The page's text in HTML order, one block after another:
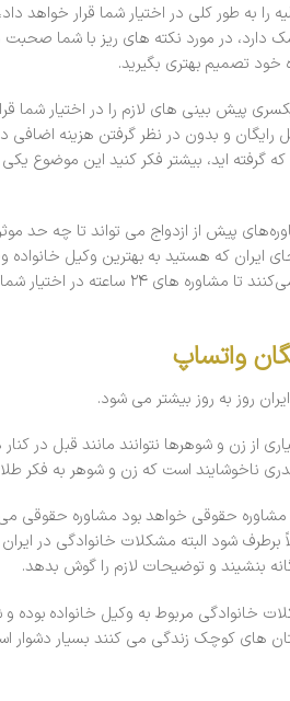
را به طور کلی در اختیار شما قرار خواهد
دارد، در مورد نکته های ریز با شما صحبت
خود تصمیم بهتری بگیرید.
پیش بینی های لازم را در اختیار شما
رایگان و بدون در نظر گرفتن هزینه اضافی
گرفته اید، بیشتر فکر کنید این موضوع
پیش از ازدواج می تواند تا چه حد
ایران که هستید به بهترین وکیل خانواده
از وکیلان خانواده تلاش خود را
واتساپ
روز به روز بیشتر می شود.
از زن و شوهرها نتوانند مانند قبل در
ناخوشایند است که زن و شوهر به فکر
به مشاوره حقوقی خواهد بود مشاوره
برطرف شود البته مشکلات خانوادگی در
بنشیند و توضیحات لازم را گوش بدهد.
خانوادگی مربوط به وکیل خانواده بوده و
های کوچک زندگی می کنند بسیار دشوار